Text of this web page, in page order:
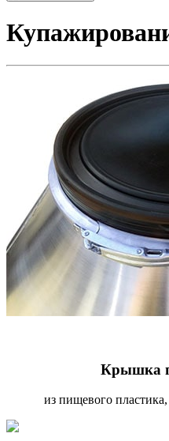
Крышка
из пищевого